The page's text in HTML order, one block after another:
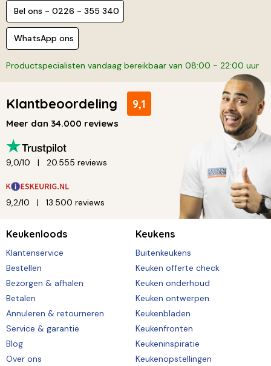
Bel ons - 0226 - 355 340
WhatsApp ons
Productspecialisten vandaag bereikbaar van 08:00 - 22:00 uur
Klantbeoordeling 9,1
Meer dan 34.000 reviews
9,0/10 20.555 reviews
9,2/10 13.500 reviews
Keukenloods
Klantenservice
Bestellen
Bezorgen & afhalen
Betalen
Annuleren & retourneren
Service & garantie
Blog
Over ons
Keukens
Buitenkeukens
Keuken offerte check
Keuken onderhoud
Keuken ontwerpen
Keukenbladen
Keukenfronten
Keukeninspiratie
Keukenopstellingen